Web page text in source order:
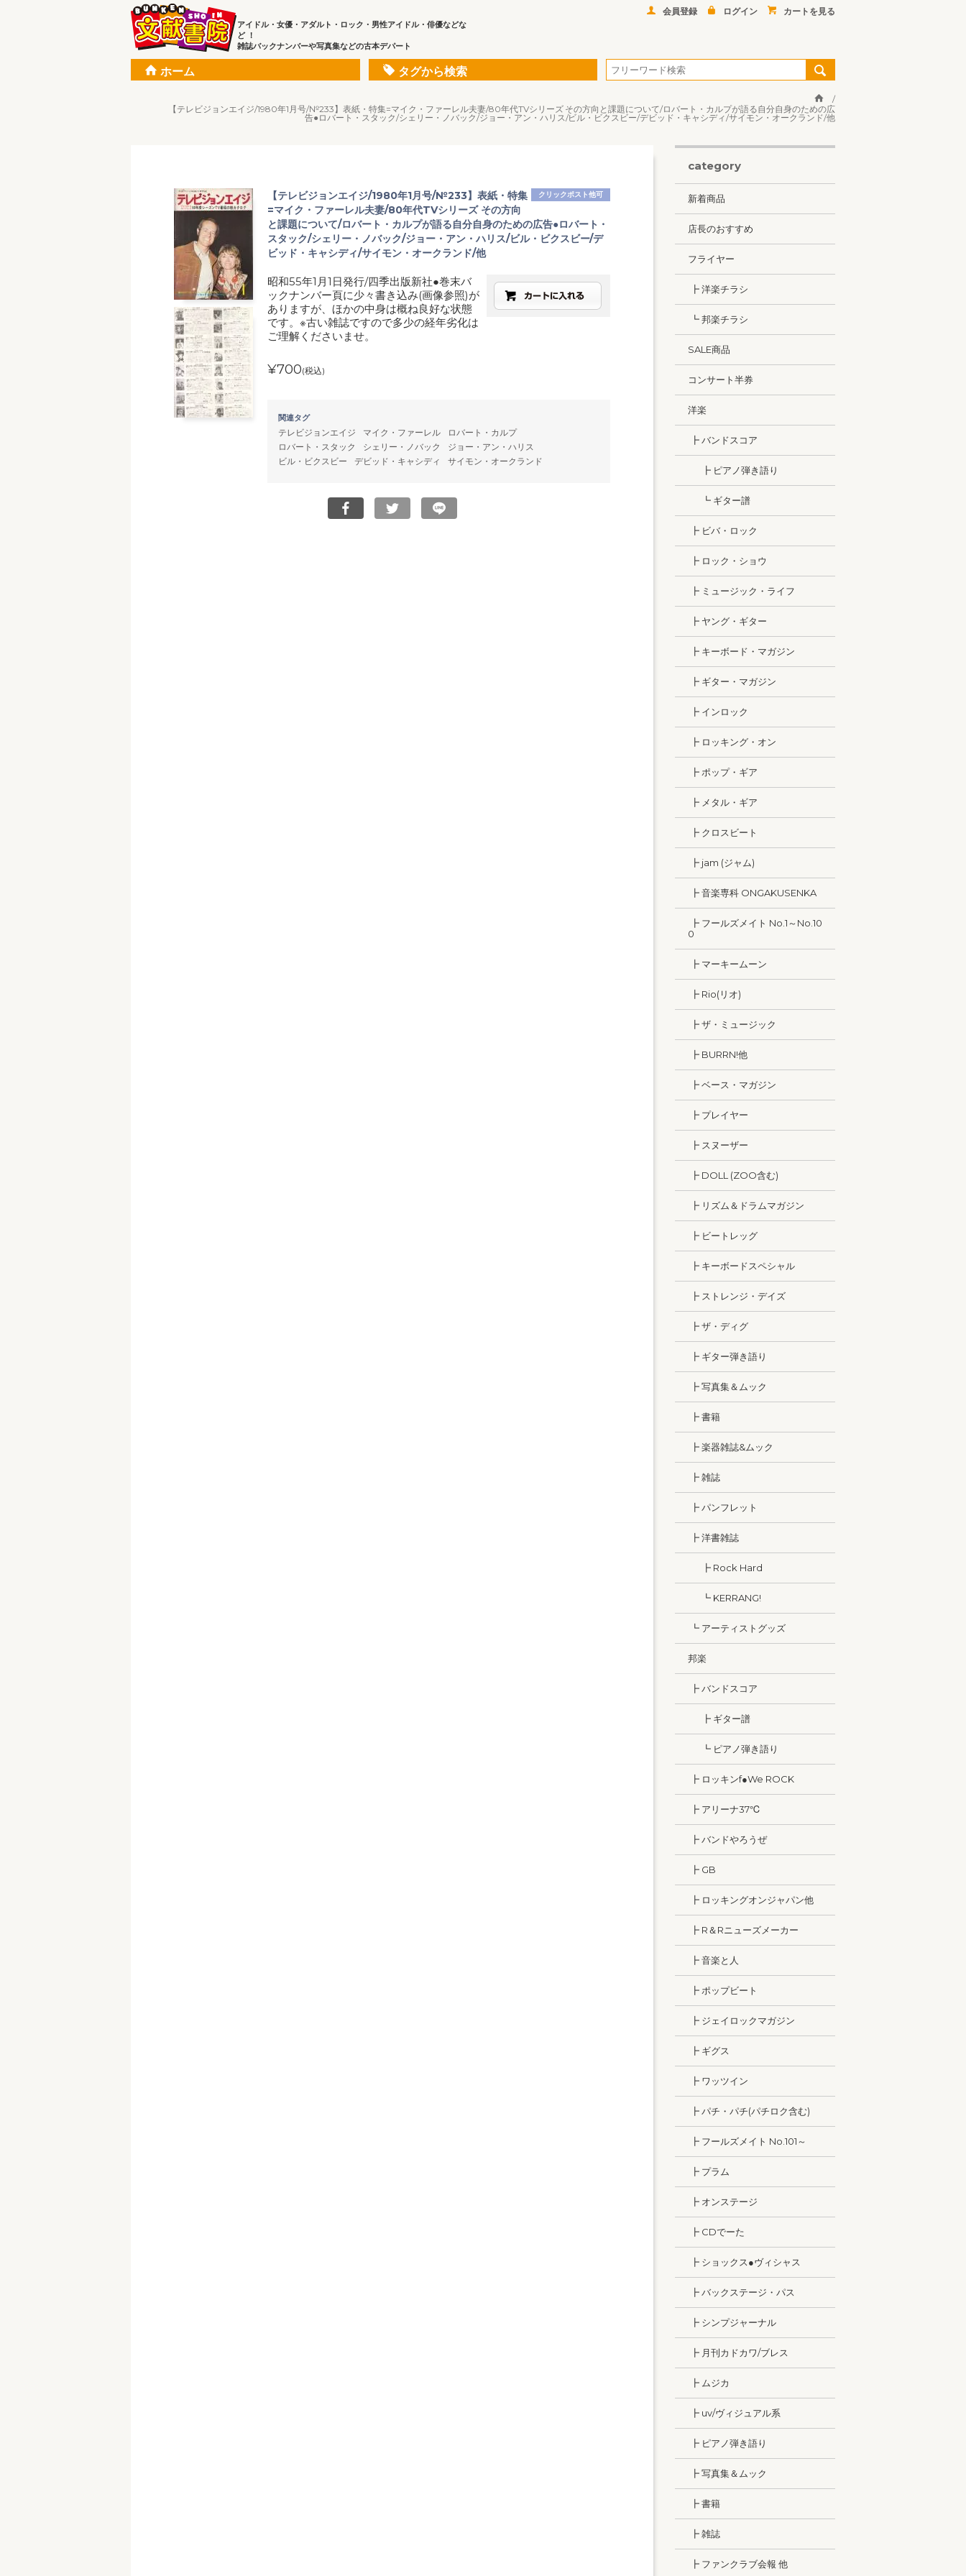
アイドル・女優・アダルト・ロック・男性アイドル・俳優などな
ど ！
雑誌バックナンバーや写真集などの古本デパート
会員登録 ログイン カートを見る
ホーム タグから検索
【テレビジョンエイジ/1980年1月号/№233】表紙・特集=マイク・ファーレル夫妻/80年代TVシリーズ その方向と課題について/ロバート・カルプが語る自分自身のための広
告●ロバート・スタック/シェリー・ノバック/ジョー・アン・ハリス/ビル・ビクスビー/デビッド・キャシディ/サイモン・オークランド/他
クリックポスト他可
【テレビジョンエイジ/1980年1月号/№233】表紙・特集
=マイク・ファーレル夫妻/80年代TVシリーズ その方向
と課題について/ロバート・カルプが語る自分自身のための広告●ロバート・
スタック/シェリー・ノバック/ジョー・アン・ハリス/ビル・ビクスビー/デ
ビッド・キャシディ/サイモン・オークランド/他
昭和55年1月1日発行/四季出版新社●巻末バ
ックナンバー頁に少々書き込み(画像参照)が
ありますが、ほかの中身は概ね良好な状態
です。※古い雑誌ですので多少の経年劣化は
ご理解くださいませ。
¥700(税込)
関連タグ
テレビジョンエイジ マイク・ファーレル
ロバート・カルプ
ロバート・スタック
シェリー・ノバック
ジョー・アン・ハリス
ビル・ビクスビー
デビッド・キャシディ サイモン・オークランド
category
新着商品
店長のおすすめ
フライヤー
┣ 洋楽チラシ
┗ 邦楽チラシ
SALE商品
コンサート半券
洋楽
┣ バンドスコア
┣ ピアノ弾き語り
┗ ギター譜
┣ ビバ・ロック
┣ ロック・ショウ
┣ ミュージック・ライフ
┣ ヤング・ギター
┣ キーボード・マガジン
┣ ギター・マガジン
┣ インロック
┣ ロッキング・オン
┣ ポップ・ギア
┣ メタル・ギア
┣ クロスビート
┣ jam (ジャム)
┣ 音楽専科 ONGAKUSENKA
┣ フールズメイト No.1～No.10
0
┣ マーキームーン
┣ Rio(リオ)
┣ ザ・ミュージック
┣ BURRN!他
┣ ベース・マガジン
┣ プレイヤー
┣ スヌーザー
┣ DOLL (ZOO含む)
┣ リズム＆ドラムマガジン
┣ ビートレッグ
┣ キーボードスペシャル
┣ ストレンジ・デイズ
┣ ザ・ディグ
┣ ギター弾き語り
┣ 写真集＆ムック
┣ 書籍
┣ 楽器雑誌&ムック
┣ 雑誌
┣ パンフレット
┣ 洋書雑誌
┣ Rock Hard
┗ KERRANG!
┗ アーティストグッズ
邦楽
┣ バンドスコア
┣ ギター譜
┗ ピアノ弾き語り
┣ ロッキンf●We ROCK
┣ アリーナ37℃
┣ バンドやろうぜ
┣ GB
┣ ロッキングオンジャパン他
┣ R＆Rニューズメーカー
┣ 音楽と人
┣ ポップビート
┣ ジェイロックマガジン
┣ ギグス
┣ ワッツイン
┣ パチ・パチ(パチロク含む)
┣ フールズメイト No.101～
┣ プラム
┣ オンステージ
┣ CDでーた
┣ ショックス●ヴィシャス
┣ バックステージ・パス
┣ シンプジャーナル
┣ 月刊カドカワ/ブレス
┣ ムジカ
┣ uv/ヴィジュアル系
┣ ピアノ弾き語り
┣ 写真集＆ムック
┣ 書籍
┣ 雑誌
┣ ファンクラブ会報 他